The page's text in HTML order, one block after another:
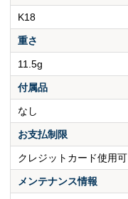
K18
重さ
11.5g
付属品
なし
お支払制限
クレジットカード使用可
メンテナンス情報